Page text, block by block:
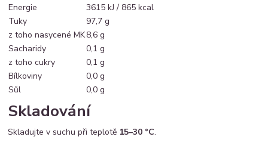
Energie
3615 kJ / 865 kcal
Tuky
97,7 g
z toho nasycené MK8,6 g
Sacharidy
0,1 g
z toho cukry
0,1 g
Bílkoviny
0,0 g
Sůl
0,0 g
Skladování
Skladujte v suchu při teplotě 15–30 °C.